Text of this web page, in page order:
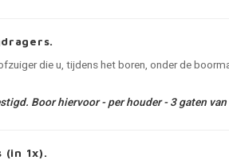
die u, tijdens het boren, onder de
Boor hiervoor - per houder - 3 gaten
1x).